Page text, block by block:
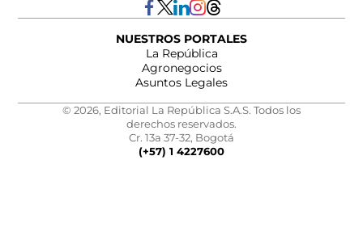
NUESTROS PORTALES
La República
Agronegocios
Asuntos Legales
© 2026, Editorial La República S.A.S. Todos los
derechos reservados.
Cr. 13a 37-32, Bogotá
(+57) 1 4227600